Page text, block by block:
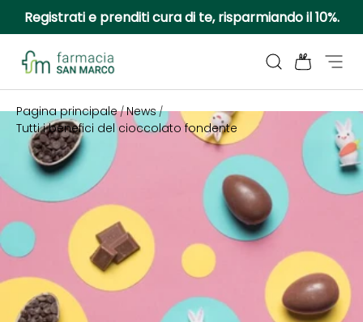
Passa ai contenuti
Registrati e prenditi cura di te, risparmiando il 10%.
Farmacia San Marco
Cerca Borsa
Pagina principale/News/
Tutti i benefici del cioccolato fondente